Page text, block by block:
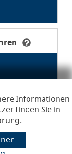
Informationen
finden Sie in
Sie keine